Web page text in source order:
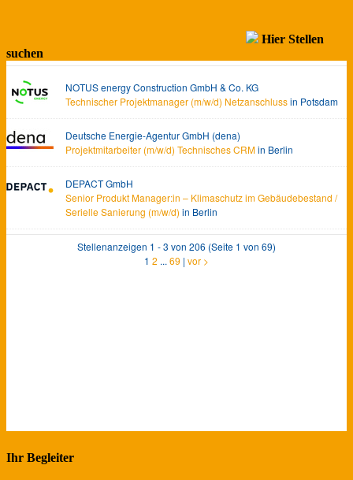
Hier Stellen
suchen
Ihr Begleiter